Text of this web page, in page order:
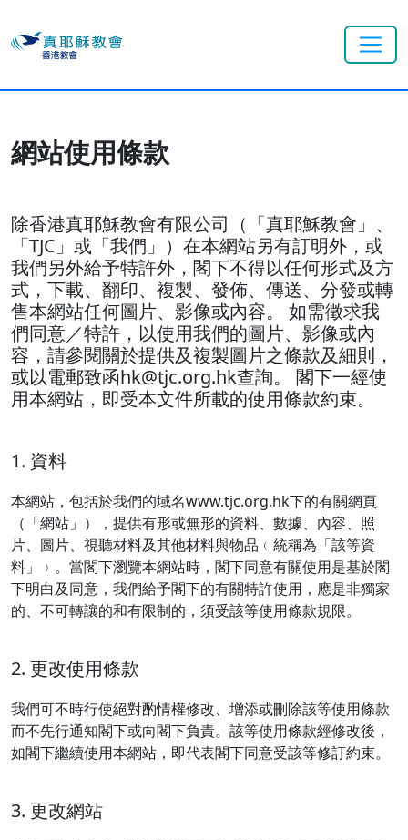
網站使用條款
除香港真耶穌教會有限公司（「真耶穌教會」、
「TJC」或「我們」）在本網站另有訂明外，或
我們另外給予特許外，閣下不得以任何形式及方
式，下載、翻印、複製、發佈、傳送、分發或轉
售本網站任何圖片、影像或內容。 如需徵求我
們同意／特許，以使用我們的圖片、影像或內
容，請參閱關於提供及複製圖片之條款及細則，
或以電郵致函hk@tjc.org.hk查詢。 閣下一經使
用本網站，即受本文件所載的使用條款約束。
1. 資料
本網站，包括於我們的域名www.tjc.org.hk下的有關網頁
（「網站」），提供有形或無形的資料、數據、內容、照
片、圖片、視聽材料及其他材料與物品﹙統稱為「該等資
料」﹚。當閣下瀏覽本網站時，閣下同意有關使用是基於閣
下明白及同意，我們給予閣下的有關特許使用，應是非獨家
的、不可轉讓的和有限制的，須受該等使用條款規限。
2. 更改使用條款
我們可不時行使絕對酌情權修改、增添或刪除該等使用條款
而不先行通知閣下或向閣下負責。該等使用條款經修改後，
如閣下繼續使用本網站，即代表閣下同意受該等修訂約束。
3. 更改網站